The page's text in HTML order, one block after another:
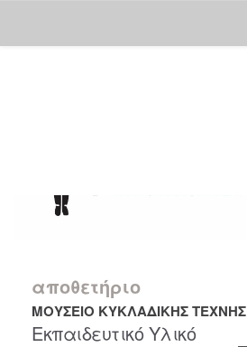
αποθετήριο
ΜΟΥΣΕΙΟ ΚΥΚΛΑΔΙΚΗΣ ΤΕΧΝΗΣ
Εκπαιδευτικό Υλικό